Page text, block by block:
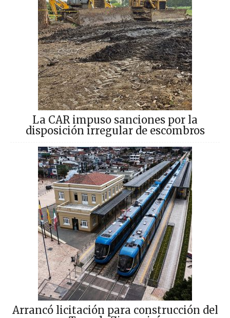
La CAR impuso sanciones por la
disposición irregular de escombros
Arrancó licitación para construcción del